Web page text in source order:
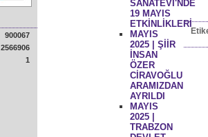
900067
2566906
1
SANATEVİ'NDE
19 MAYIS
ETKİNLİKLERİ
MAYIS
2025 | ŞİİR
İNSAN
ÖZER
CİRAVOĞLU
ARAMIZDAN
AYRILDI
MAYIS
2025 |
TRABZON